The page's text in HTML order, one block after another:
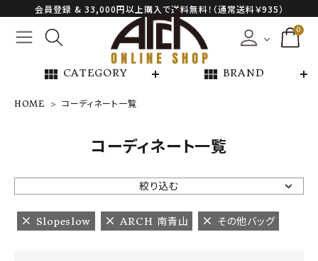
会員登録 & 33,000円以上購入で送料無料！（通常送料￥935）
0
view_module CATEGORY view_module BRAND
NEW ARRIVAL
ARCH EXCLUSIVE
BRAND
HOME コーディネート一覧
コーディネート一覧
絞り込む
Slopeslow ARCH 南青山 その他バッグ